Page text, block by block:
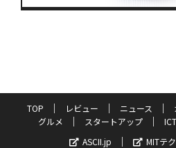
TOP レビュー ニュース
グルメ
スタートアップ ICT
ASCII.jp
MITテ